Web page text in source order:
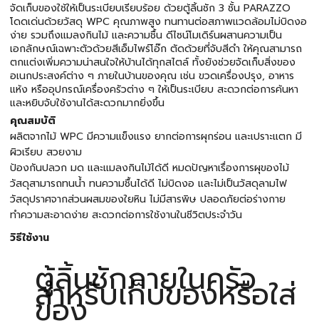
จัดเก็บของใช้ให้เป็นระเบียบเรียบร้อย ด้วยตู้ลิ้นชัก 3 ชั้น PARAZZO
โดดเด่นด้วยวัสดุ WPC คุณภาพสูง ทนทานต่อสภาพแวดล้อมไม่บิดงอ
ง่าย รวมถึงแมลงกินไม้ และความชื้น ดีไซน์โมเดิร์นผสานความเป็น
เอกลักษณ์เฉพาะตัวด้วยสีเอ็มไพร์โอ๊ก ตัดด้วยที่จับสีดำ ให้คุณสามารถ
ตกแต่งเพิ่มความน่าสนใจให้บ้านได้ทุกสไตล์ ทั้งยังช่วยจัดเก็บสิ่งของ
อเนกประสงค์ต่าง ๆ ภายในบ้านของคุณ เช่น ขวดเครื่องปรุง, อาหาร
แห้ง หรืออุปกรณ์เครื่องครัวต่าง ๆ ให้เป็นระเบียบ สะดวกต่อการค้นหา
และหยิบจับใช้งานได้สะดวกมากยิ่งขึ้น
คุณสมบัติ
ผลิตจากไม้ WPC มีความแข็งแรง ยากต่อการผุกร่อน และเปราะแตก มี
ผิวเรียบ สวยงาม
ป้องกันปลวก มด และแมลงกินไม้ได้ดี หมดปัญหาเรื่องการผุของไม้
วัสดุสามารถทนน้ำ ทนความชื้นได้ดี ไม่บิดงอ และไม่เป็นวัสดุลามไฟ
วัสดุปราศจากส่วนผสมของใยหิน ไม่มีสารพิษ ปลอดภัยต่อร่างกาย
ทำความสะอาดง่าย สะดวกต่อการใช้งานในชีวิตประจำวัน
วิธีใช้งาน
ตู้ลิ้นชักภายในครัว
สำหรับเก็บของหรือใส่
ของ